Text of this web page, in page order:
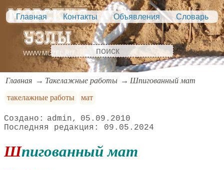
Главная Контакты Объявления Словарь
Главная Такелажные работы
Шпигованный мат
такелажные работы
мат
admin
05.09.2010
09.05.2024
Шпигованный мат